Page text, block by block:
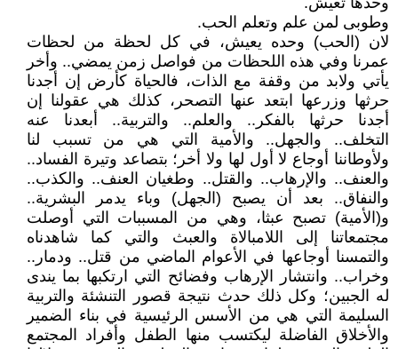
وطوبى لمن علم وتعلم الحب.
لان (الحب) وحده يعيش، في كل لحظة من لحظات
عمرنا وفي هذه اللحظات من فواصل زمن يمضي.. وأخر
يأتي ولابد من وقفة مع الذات، فالحياة كأرض إن أجدنا
حرثها وزرعها ابتعد عنها التصحر، كذلك هي عقولنا إن
أجدنا حرثها بالفكر.. والعلم.. والتربية.. أبعدنا عنه
التخلف.. والجهل.. والأمية التي هي من تسبب لنا
ولأوطاننا أوجاع لا أول لها ولا أخر؛ بتصاعد وتيرة الفساد..
والعنف.. والإرهاب.. والقتل.. وطغيان العنف.. والكذب..
والنفاق.. بعد أن يصبح (الجهل) وباء يدمر البشرية..
و(الأمية) تصبح عبثا، وهي من المسببات التي أوصلت
مجتمعاتنا إلى اللامبالاة والعبث والتي كما شاهدناه
والتمسنا أوجاعها في الأعوام الماضي من قتل.. ودمار..
وخراب.. وانتشار الإرهاب وفضائح التي ارتكبها بما يندى
له الجبين؛ وكل ذلك حدث نتيجة قصور التنشئة والتربية
السليمة التي هي من الأسس الرئيسية في بناء الضمير
والأخلاق الفاضلة ليكتسب منها الطفل وأفراد المجتمع